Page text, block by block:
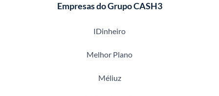
Empresas do Grupo CASH3
IDinheiro
Melhor Plano
Méliuz